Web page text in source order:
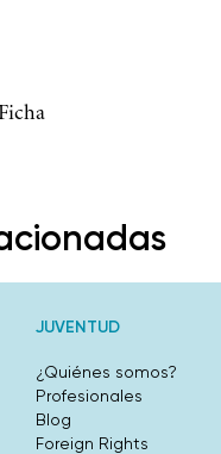
JUVENTUD
¿Quiénes somos?
Profesionales
Blog
Foreign Rights